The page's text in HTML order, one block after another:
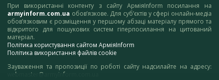
При використанні контенту з сайту АрміяInform посилання на
armyinform.com.ua обов’язкове. Для суб’єктів у сфері онлайн-медіа
обов’язковим є розміщення у першому абзаці матеріалу прямого та
відкритого для пошукових систем гіперпосилання на цитований
матеріал.
Політика користування сайтом АрміяInform
Політика використання файлів cookie
Зауваження та пропозиції по роботі сайту надсилайте на адресу:
webmaster@armyinform.com.ua